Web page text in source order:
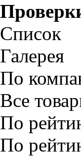
Список
Галерея
По
Все
По
По